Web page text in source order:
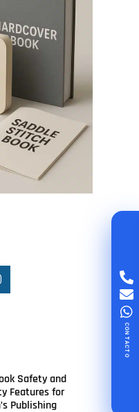
Safety and
Features for
Publishing
CONTACTO